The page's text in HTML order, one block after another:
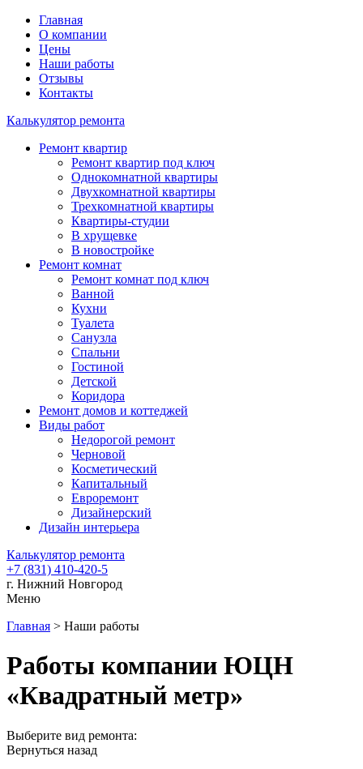
Главная
О компании
Цены
Наши работы
Отзывы
Контакты
Калькулятор ремонта
Ремонт квартир
Ремонт квартир под ключ
Однокомнатной квартиры
Двухкомнатной квартиры
Трехкомнатной квартиры
Квартиры-студии
В хрущевке
В новостройке
Ремонт комнат
Ремонт комнат под ключ
Ванной
Кухни
Туалета
Санузла
Спальни
Гостиной
Детской
Коридора
Ремонт домов и коттеджей
Виды работ
Недорогой ремонт
Черновой
Косметический
Капитальный
Евроремонт
Дизайнерский
Дизайн интерьера
Калькулятор ремонта
+7 (831) 410-420-5
г. Нижний Новгород
Меню
Главная > Наши работы
Работы компании ЮЦН
«Квадратный метр»
Выберите вид ремонта:
Вернуться назад